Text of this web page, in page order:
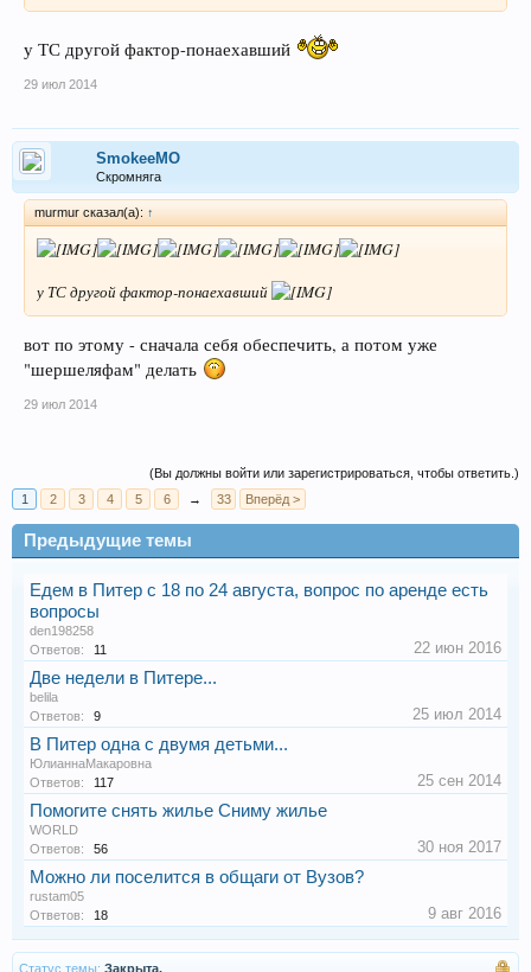
у ТС другой фактор-понаехавший
29 июл 2014
SmokeeMO
Скромняга
murmur сказал(а): ↑
у ТС другой фактор-понаехавший
вот по этому - сначала себя обеспечить, а потом уже
"шершеляфам" делать
29 июл 2014
(Вы должны войти или зарегистрироваться, чтобы ответить.)
1
2 3 4 5 6 → 33 Вперёд >
Предыдущие темы
Едем в Питер с 18 по 24 августа, вопрос по аренде есть
вопросы
den198258
Ответов:
11 22 июн 2016
Две недели в Питере...
belila
Ответов:
9 25 июл 2014
В Питер одна с двумя детьми...
ЮлианнаМакаровна
Ответов:
117 25 сен 2014
Помогите снять жилье Сниму жилье
WORLD
Ответов:
56 30 ноя 2017
Можно ли поселится в общаги от Вузов?
rustam05
Ответов:
18 9 авг 2016
Статус темы: Закрыта.